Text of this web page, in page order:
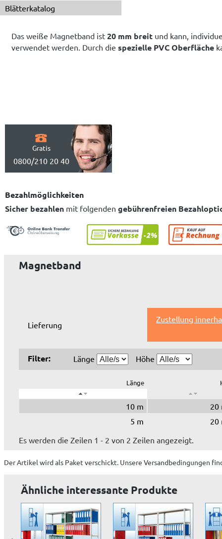
Blätterkatalog
Das weiße Magnetband ist 20 mm breit und kann,
verwendet werden. Durch die spezielle PVC Oberfläche
Gratis
0800/210 20 40
Bezahlmöglichkeiten
Sicher bezahlen mit folgenden gebührenfreien
Magnetband
Lieferung
Zustellung
Filter: Länge Höhe
Länge
10 m
20
5 m
20
Es werden die Zeilen 1 - 2 von 2 Zeilen angezeigt.
Der Artikel wirdals Paket verschickt. Unsere Versandbedingungen
Ähnliche interessante Produkte